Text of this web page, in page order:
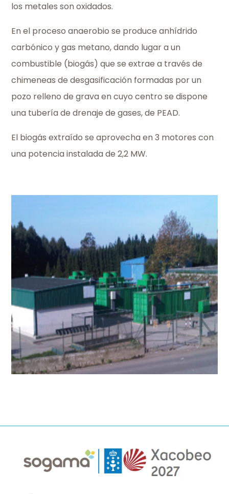
los metales son oxidados.
En el proceso anaerobio se produce anhídrido
carbónico y gas metano, dando lugar a un
combustible (biogás) que se extrae a través de
chimeneas de desgasificación formadas por un
pozo relleno de grava en cuyo centro se dispone
una tubería de drenaje de gases, de PEAD.
El biogás extraído se aprovecha en 3 motores con
una potencia instalada de 2,2 MW.
Imaxe